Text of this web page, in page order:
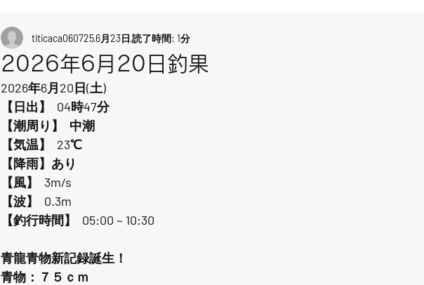
2026年6月20日釣果
titicaca0607256月23日 読了時間: 1分
2026年6月20日(土)
【日出】  04時47分
【潮周り】  中潮
【気温】  23℃
【降雨】あり
【風】  3m/s
【波】  0.3m
【釣行時間】  05:00 ~ 10:30
青龍青物新記録誕生！
青物：７５ｃｍ